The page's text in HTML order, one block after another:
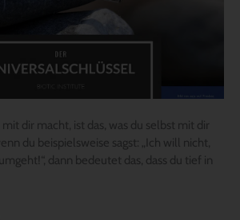
mit dir macht, ist das, was du selbst mit dir
du beispielsweise sagst: „Ich will nicht,
dann bedeutet das, dass du tief in